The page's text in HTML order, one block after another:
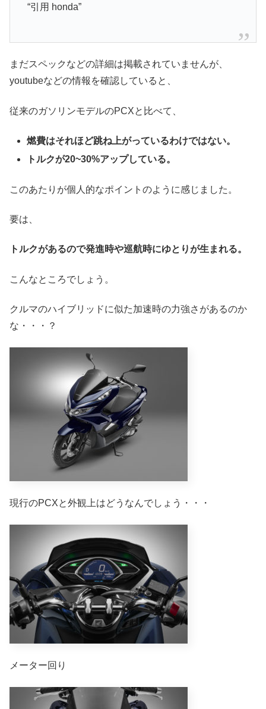
“引用 honda”
まだスペックなどの詳細は掲載されていませんが、
youtubeなどの情報を確認していると、
従来のガソリンモデルのPCXと比べて、
燃費はそれほど跳ね上がっているわけではない。
トルクが20~30%アップしている。
このあたりが個人的なポイントのように感じました。
要は、
トルクがあるので発進時や巡航時にゆとりが生まれる。
こんなところでしょう。
クルマのハイブリッドに似た加速時の力強さがあるのか
な・・・？
現行のPCXと外観上はどうなんでしょう・・・
メーター回り